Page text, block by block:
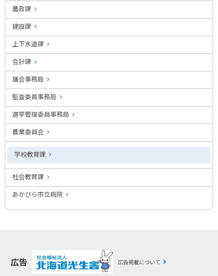
農政課
建設課
上下水道課
会計課
議会事務局
監査委員事務局
選挙管理委員事務局
農業委員会
学校教育課
社会教育課
あかびら市立病院
広告 広告掲載について